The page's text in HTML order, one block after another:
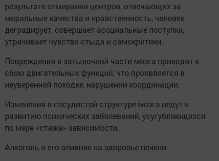
результате отмирания центров, отвечающих за
моральные качества и нравственность, человек
деградирует, совершает асоциальные поступки,
утрачивает чувство стыда и самокритики.
Повреждения в затылочной части мозга приводят к
сбою двигательных функций, что проявляется в
неуверенной походке, нарушении координации.
Изменения в сосудистой структуре мозга ведут к
развитию психических заболеваний, усугубляющихся
по мере «стажа» зависимости.
Алкоголь и его влияние на здоровье печени.